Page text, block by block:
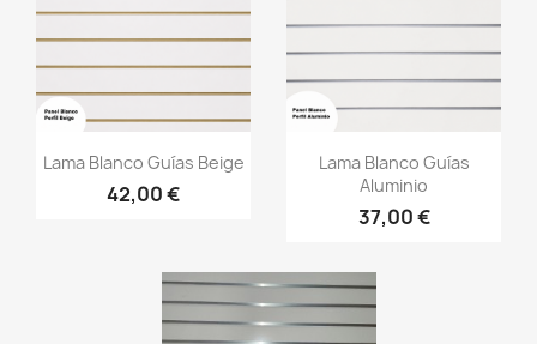
Vista rápida
Lama Blanco Guías Beige
42,00 €
Vista rápida
Lama Blanco Guías
Aluminio
37,00 €